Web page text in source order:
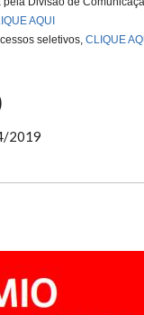
AQUI
seletivos, CLIQUE
2019